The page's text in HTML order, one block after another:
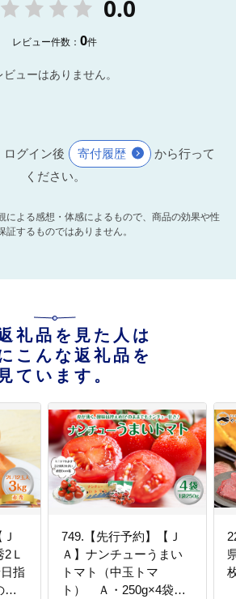
0.0
レビュー件数：0件
ビューはありません。
ログイン後 寄付履歴
から行って
ください。
よる感想・体感によるもので、商品の効果や性
証するものではありません。
礼品を見た人は
こんな返礼品を
見ています。
Ｌ
指
749.【先行予約】【Ｊ
Ａ】ナンチューうまい
トマト（中玉トマ
ト） Ａ・250g×4袋